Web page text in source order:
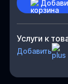
Услуги к
Добавить